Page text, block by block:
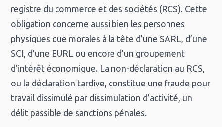
registre du commerce et des sociétés (RCS). Cette
obligation concerne aussi bien les personnes
physiques que morales à la tête d’une SARL, d’une
SCI, d’une EURL ou encore d’un groupement
d’intérêt économique. La non-déclaration au RCS,
ou la déclaration tardive, constitue une fraude pour
travail dissimulé par dissimulation d’activité, un
délit passible de sanctions pénales.